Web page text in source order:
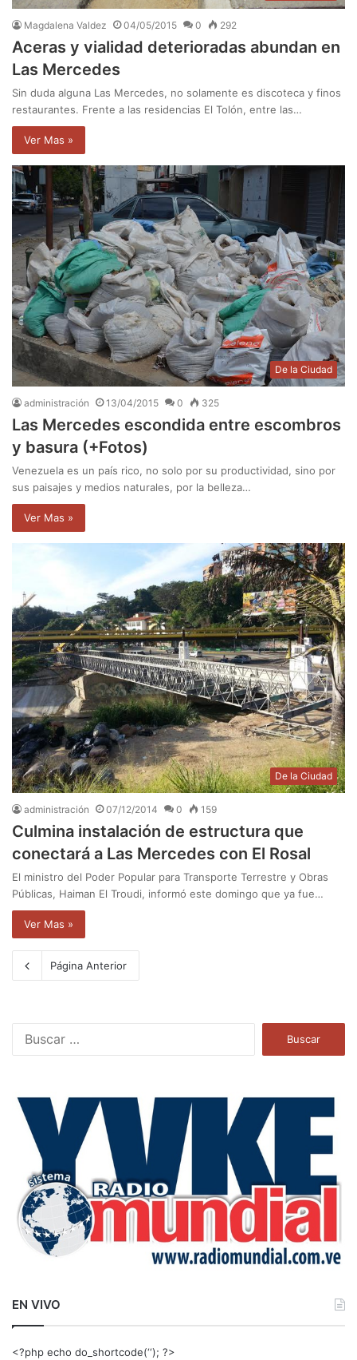
Magdalena Valdez 04/05/2015 0 292
Aceras y vialidad deterioradas abundan en
Las Mercedes
Sin duda alguna Las Mercedes, no solamente es discoteca y finos
restaurantes. Frente a las residencias El Tolón, entre las…
Ver Mas »
De la Ciudad
administración 13/04/2015 0 325
Las Mercedes escondida entre escombros
y basura (+Fotos)
Venezuela es un país rico, no solo por su productividad, sino por
sus paisajes y medios naturales, por la belleza…
Ver Mas »
De la Ciudad
administración 07/12/2014 0 159
Culmina instalación de estructura que
conectará a Las Mercedes con El Rosal
El ministro del Poder Popular para Transporte Terrestre y Obras
Públicas, Haiman El Troudi, informó este domingo que ya fue…
Ver Mas »
Página Anterior
a
EN VIVO
<?php echo do_shortcode(‘‘); ?>